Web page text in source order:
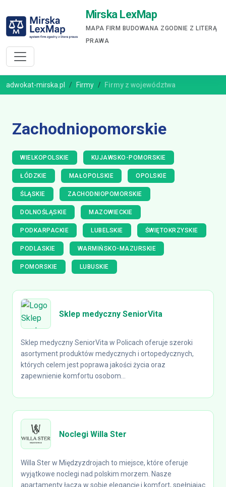
Mirska LexMap
MAPA FIRM BUDOWANA ZGODNIE Z LITERĄ
PRAWA
adwokat-mirska.pl Firmy Firmy z województwa
Zachodniopomorskie
WIELKOPOLSKIE KUJAWSKO-POMORSKIE
ŁÓDZKIE MAŁOPOLSKIE OPOLSKIE
ŚLĄSKIE ZACHODNIOPOMORSKIE
DOLNOŚLĄSKIE MAZOWIECKIE
PODKARPACKIE LUBELSKIE ŚWIĘTOKRZYSKIE
PODLASKIE WARMIŃSKO-MAZURSKIE
POMORSKIE LUBUSKIE
Sklep medyczny SeniorVita
Sklep medyczny SeniorVita w Policach oferuje szeroki
asortyment produktów medycznych i ortopedycznych,
których celem jest poprawa jakości życia oraz
zapewnienie komfortu osobom...
Noclegi Willa Ster
Willa Ster w Międzyzdrojach to miejsce, które oferuje
wyjątkowe noclegi nad polskim morzem. Nasze
apartamenty łączą w sobie elegancję i komfort, spełniając